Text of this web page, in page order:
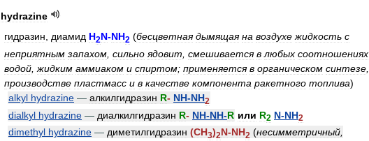
hydrazine
гидразин
диамид H2N-NH2 (бесцветная дымящая на воздухе жидкость с
неприятным запахом сильно ядовит смешивается в любых соотношениях
водой жидким аммиаком и спиртом; применяется в органическом синтезе
производстве пластмасс и в качестве компонента ракетного топлива)
alkyl hydrazine — алкилгидразин R- NH-NH2
dialkyl hydrazine — диалкилгидразин R- NH-NH-R или R2 N-NH2
dimethyl hydrazine — диметилгидразин (CH3)2N-NH2 (несимметричный,